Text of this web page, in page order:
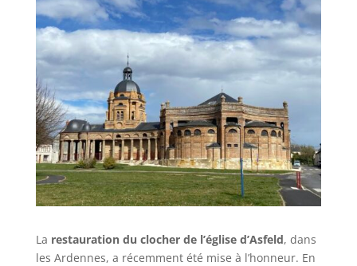
La restauration du clocher de l’église d’Asfeld, dans
les Ardennes, a récemment été mise à l’honneur. En